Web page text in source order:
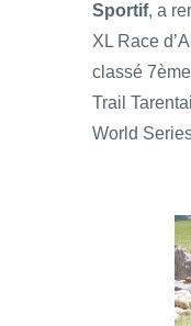
Sportif, a
XL Race
classé
Trail
World